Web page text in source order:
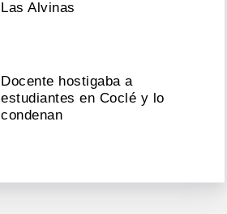
Las Alvinas
Docente hostigaba a
estudiantes en Coclé y lo
condenan